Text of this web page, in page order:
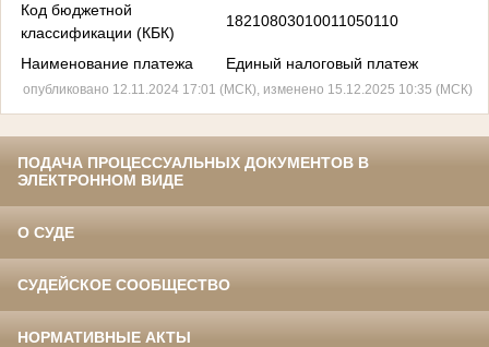
Код бюджетной
классификации (КБК)
18210803010011050110
Наименование платежа Единый налоговый платеж
опубликовано 12.11.2024 17:01 (МСК), изменено 15.12.2025 10:35 (МСК)
ПОДАЧА ПРОЦЕССУАЛЬНЫХ ДОКУМЕНТОВ В
ЭЛЕКТРОННОМ ВИДЕ
О СУДЕ
СУДЕЙСКОЕ СООБЩЕСТВО
НОРМАТИВНЫЕ АКТЫ